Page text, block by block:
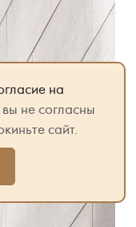
на
вы не согласны
сайт.